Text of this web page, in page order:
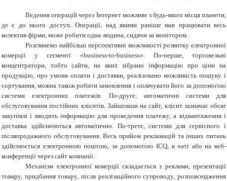
Ведення операцій через Інтернет можливе з будь-якого місця планети,
де є до нього доступ. Операції, над якими раніше мав працювати весь
колектив фірми, може робити одна людина, сидячи за монітором.
Розглянемо найбільш перспективні можливості розвитку електронної
комерції у сегменті «business-to-business». По-перше, торговельні
концентратори, тобто сайти, на яких зібрано інформацію про ціни на
продукцію, про умови оплати і доставки, реалізовано можливість пошуку і
сортування, можна також робити замовлення і оплачувати його за допомогою
системи електронних платежів. По-друге, автоматичні системи для
обслуговування постійних клієнтів. Зайшовши на сайт, клієнт зазначає обсяг
закупівлі і вводить інформацію для проведення платежу, а відвантаження і
доставка здійснюються автоматично. По-третє, системи для сервісного і
післяпродажного обслуговування. Весь прийом рекламацій та інших питань
здійснюється електронною поштою, за допомогою ICQ, в чаті або на веб-
конференції через сайт компанії.
Механізм електронної комерції складається з реклами, презентації
товару, придбання товару, після реалізаційного супроводу, розповсюдження